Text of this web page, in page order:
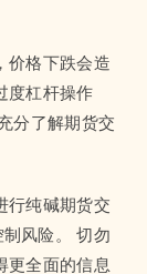
价格下跌会造
度杠杆操作
分了解期货交
行纯碱期货交
风险。 切勿
更全面的信息